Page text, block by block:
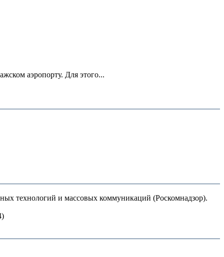
аэропорту. Для этого...
технологий и массовых коммуникаций (Роскомнадзор).